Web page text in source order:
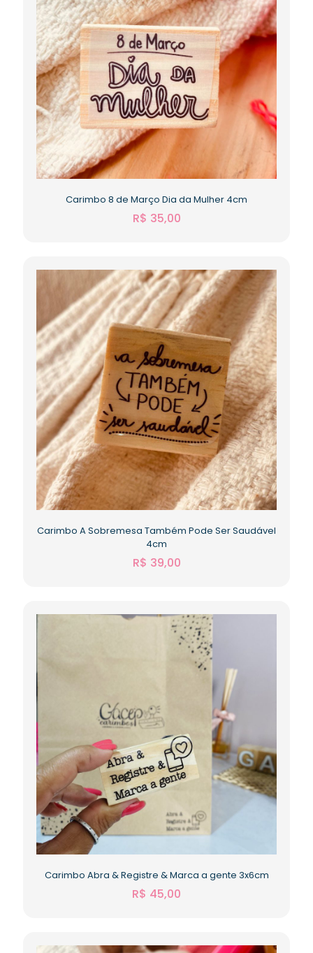
Carimbo 8 de Março Dia da Mulher 4cm
R$ 35,00
Carimbo A Sobremesa Também Pode Ser Saudável
4cm
R$ 39,00
Carimbo Abra & Registre & Marca a gente 3x6cm
R$ 45,00